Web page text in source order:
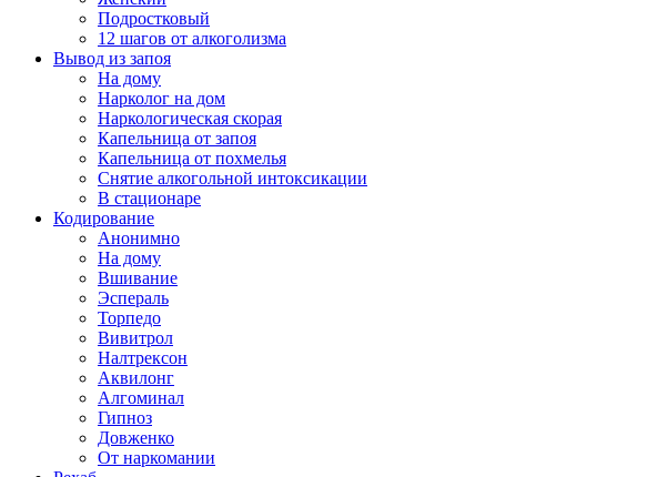
Подростковый
12 шагов от алкоголизма
Вывод из запоя
На дому
Нарколог на дом
Наркологическая скорая
Капельница от запоя
Капельница от похмелья
Снятие алкогольной интоксикации
В стационаре
Кодирование
Анонимно
На дому
Вшивание
Эспераль
Торпедо
Вивитрол
Налтрексон
Аквилонг
Алгоминал
Гипноз
Довженко
От наркомании